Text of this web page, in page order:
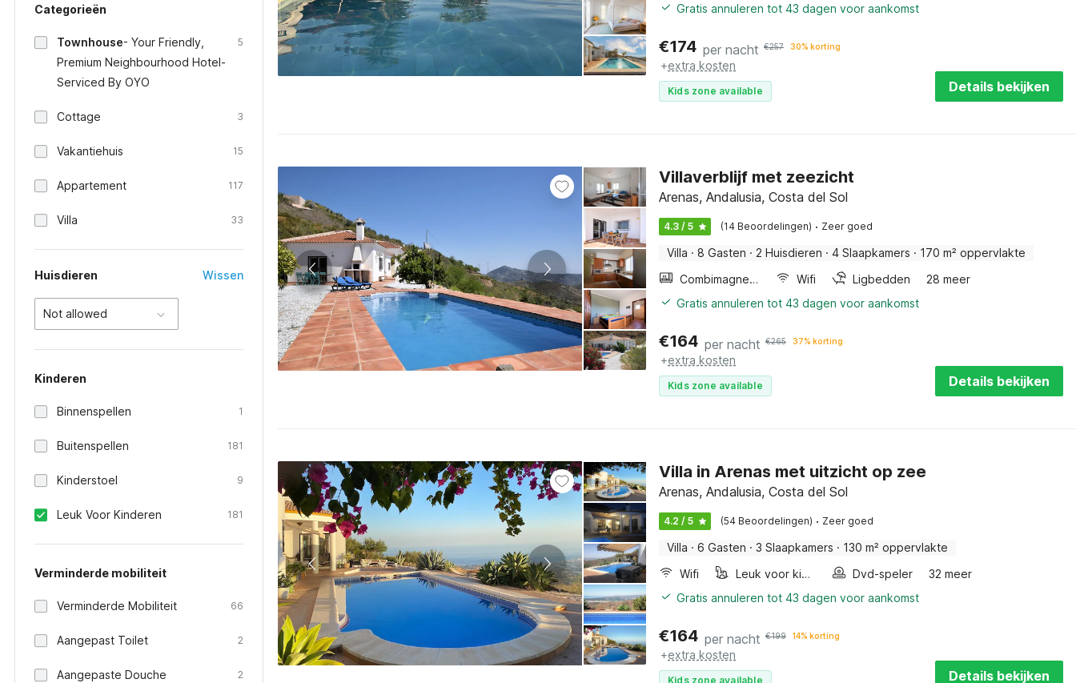
Categorieën
Townhouse- Your Friendly,
Premium Neighbourhood Hotel-
Serviced By OYO
5
Cottage 3
Vakantiehuis 15
Appartement 117
Villa 33
Huisdieren Wissen
Not allowed
Kinderen
Binnenspellen 1
Buitenspellen 181
Kinderstoel 9
Leuk Voor Kinderen 181
Verminderde mobiliteit
Verminderde Mobiliteit 66
Aangepast Toilet 2
Aangepaste Douche 2
Gratis annuleren tot 43 dagen voor aankomst
€174 per nacht €257 30% korting
+extra kosten
Kids zone available Details bekijken
Villaverblijf met zeezicht
Arenas, Andalusia, Costa del Sol
4.3 / 5 (14 Beoordelingen) · Zeer goed
Villa · 8 Gasten · 2 Huisdieren · 4 Slaapkamers · 170 m² oppervlakte
Combimagnetron
Wifi Ligbedden
28 meer
Gratis annuleren tot 43 dagen voor aankomst
€164 per nacht €265 37% korting
+extra kosten
Kids zone available Details bekijken
Villa in Arenas met uitzicht op zee
Arenas, Andalusia, Costa del Sol
4.2 / 5 (54 Beoordelingen) · Zeer goed
Villa · 6 Gasten · 3 Slaapkamers · 130 m² oppervlakte
Wifi
Leuk voor kinderen Dvd-speler
32 meer
Gratis annuleren tot 43 dagen voor aankomst
€164 per nacht €199 14% korting
+extra kosten
Kids zone available Details bekijken